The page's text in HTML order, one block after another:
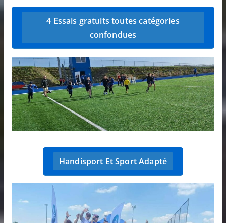
4 Essais gratuits toutes catégories
confondues
Handisport Et Sport Adapté